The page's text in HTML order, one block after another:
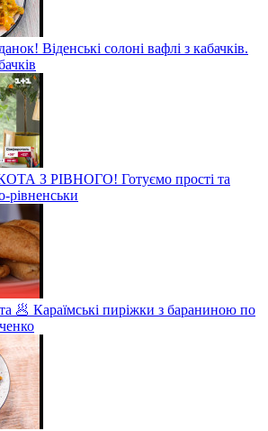
Віденські солоні вафлі з кабачків.
З РІВНОГО! Готуємо прості та
рівненськи
🥟 Караїмські пиріжки з бараниною по